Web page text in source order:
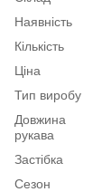
Наявність
Кількість
Ціна
Тип виробу
Довжина
рукава
Застібка
Сезон